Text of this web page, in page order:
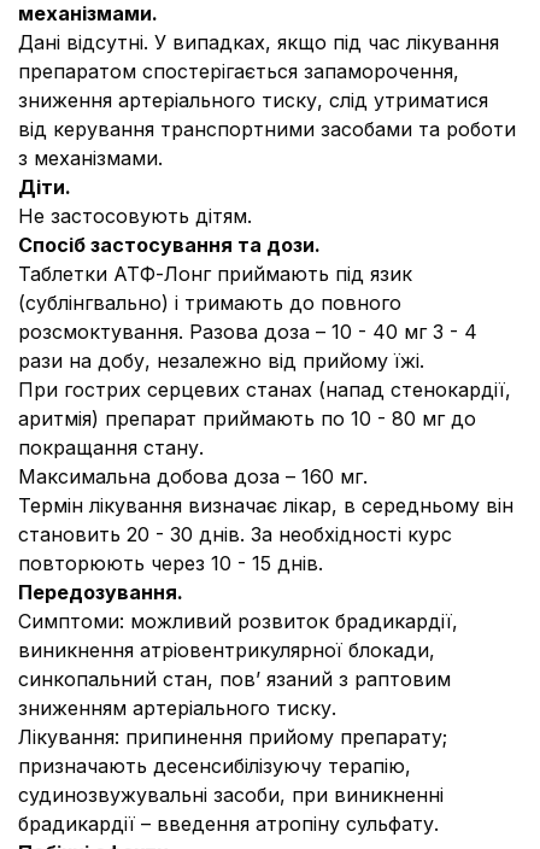
механізмами.
Дані відсутні. У випадках, якщо під час лікування
препаратом спостерігається запаморочення,
зниження артеріального тиску, слід утриматися
від керування транспортними засобами та роботи
з механізмами.
Діти.
Не застосовують дітям.
Спосіб застосування та дози.
Таблетки АТФ-Лонг приймають під язик
(сублінгвально) і тримають до повного
розсмоктування. Разова доза – 10 - 40 мг 3 - 4
рази на добу, незалежно від прийому їжі.
При гострих серцевих станах (напад стенокардії,
аритмія) препарат приймають по 10 - 80 мг до
покращання стану.
Максимальна добова доза – 160 мг.
Термін лікування визначає лікар, в середньому він
становить 20 - 30 днів. За необхідності курс
повторюють через 10 - 15 днів.
Передозування.
Симптоми: можливий розвиток брадикардії,
виникнення атріовентрикулярної блокади,
синкопальний стан, пов’ язаний з раптовим
зниженням артеріального тиску.
Лікування: припинення прийому препарату;
призначають десенсибілізуючу терапію,
судинозвужувальні засоби, при виникненні
брадикардії – введення атропіну сульфату.